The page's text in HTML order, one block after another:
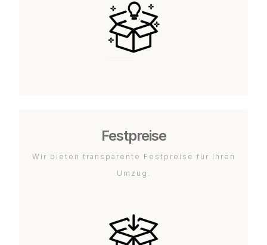
Festpreise
Wir bieten transparente Festpreise für Ihren
Umzug.